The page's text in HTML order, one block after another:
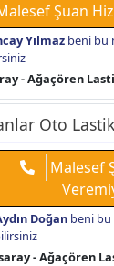
Şuan
Yılmazbeni bu
- Ağaçören
Oto
Malesef
Doğan beni
- Ağaçören